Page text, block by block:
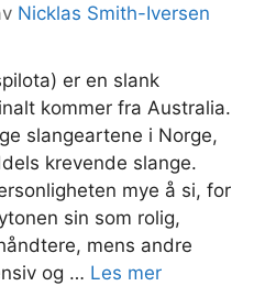
Nicklas Smith-Iversen
er en slank
kommer fra Australia.
slangeartene i Norge,
krevende slange.
mye å si, for
sin som rolig,
mens andre
og … Les mer